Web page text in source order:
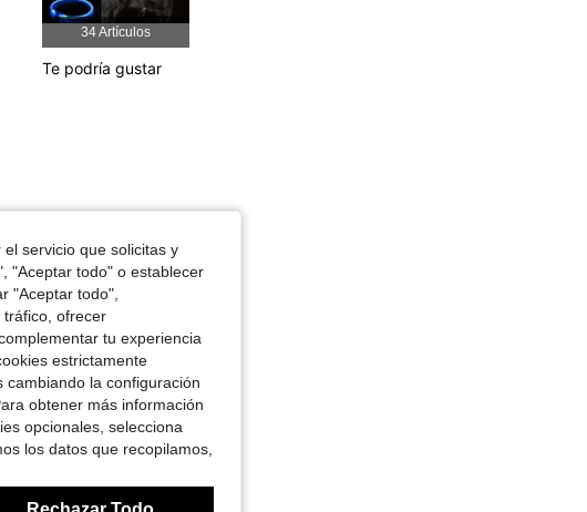
4.87
34 Artículos
Te podría gustar
servicio que solicitas y
"Aceptar todo" o establecer
"Aceptar todo",
tráfico, ofrecer
tu experiencia
estrictamente
cambiando la configuración
obtener más información
opcionales, selecciona
los datos que recopilamos,